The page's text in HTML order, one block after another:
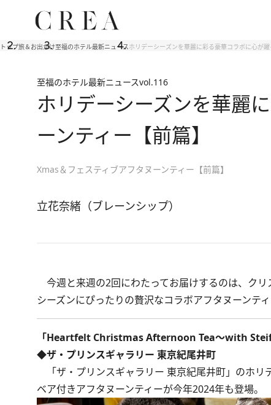
トップ旅＆お出かけ至福のホテル最新ニュースホリデーシーズンを華麗に彩る豪華コラボに心が
至福のホテル最新ニュースvol.116
ホリデーシーズンを華麗
ーンティー【前篇】
Xmas＆フェスティブアフタヌーンティー【前篇】
立花奈緒（ブレーンシップ）
今週と来週の2回にわたってお届けするのは、ク
シーズンにぴったりの贅沢なコラボアフタヌーンテ
「Heartfelt Christmas Afternoon Tea～with
◆ザ・プリンスギャラリー 東京紀尾井町
「ザ・プリンスギャラリー 東京紀尾井町」のホリ
ベア付きアフタヌーンティーが今年2024年も登場。